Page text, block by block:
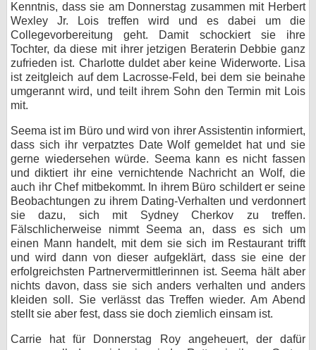
Kenntnis, dass sie am Donnerstag zusammen mit Herbert
Wexley Jr. Lois treffen wird und es dabei um die
Collegevorbereitung geht. Damit schockiert sie ihre
Tochter, da diese mit ihrer jetzigen Beraterin Debbie ganz
zufrieden ist. Charlotte duldet aber keine Widerworte. Lisa
ist zeitgleich auf dem Lacrosse-Feld, bei dem sie beinahe
umgerannt wird, und teilt ihrem Sohn den Termin mit Lois
mit.
Seema ist im Büro und wird von ihrer Assistentin informiert,
dass sich ihr verpatztes Date Wolf gemeldet hat und sie
gerne wiedersehen würde. Seema kann es nicht fassen
und diktiert ihr eine vernichtende Nachricht an Wolf, die
auch ihr Chef mitbekommt. In ihrem Büro schildert er seine
Beobachtungen zu ihrem Dating-Verhalten und verdonnert
sie dazu, sich mit Sydney Cherkov zu treffen.
Fälschlicherweise nimmt Seema an, dass es sich um
einen Mann handelt, mit dem sie sich im Restaurant trifft
und wird dann von dieser aufgeklärt, dass sie eine der
erfolgreichsten Partnervermittlerinnen ist. Seema hält aber
nichts davon, dass sie sich anders verhalten und anders
kleiden soll. Sie verlässt das Treffen wieder. Am Abend
stellt sie aber fest, dass sie doch ziemlich einsam ist.
Carrie hat für Donnerstag Roy angeheuert, der dafür